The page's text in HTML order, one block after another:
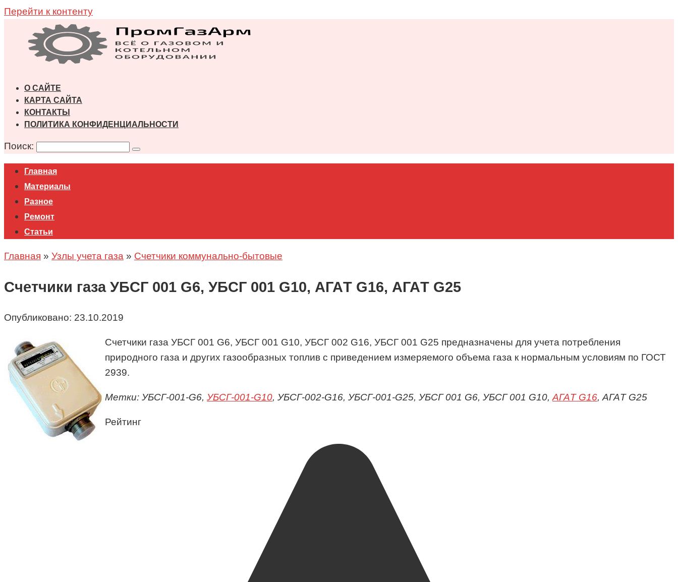
Перейти к контенту
О САЙТЕ
КАРТА САЙТА
КОНТАКТЫ
ПОЛИТИКА КОНФИДЕНЦИАЛЬНОСТИ
Поиск:
Главная
Материалы
Разное
Ремонт
Статьи
Главная » Узлы учета газа » Счетчики коммунально-бытовые
Счетчики газа УБСГ 001 G6, УБСГ 001 G10, АГАT G16, АГАT G25
Опубликовано: 23.10.2019
Счетчики газа УБСГ 001 G6, УБСГ 001 G10, УБСГ 002 G16, УБСГ 001 G25 предназначены для учета потребления
природного газа и других газообразных топлив с приведением измеряемого объема газа к нормальным условиям по ГОСТ
2939.
Метки: УБСГ-001-G6, УБСГ-001-G10, УБСГ-002-G16, УБСГ-001-G25, УБСГ 001 G6, УБСГ 001 G10,АГАT G16, АГАT G25
Рейтинг